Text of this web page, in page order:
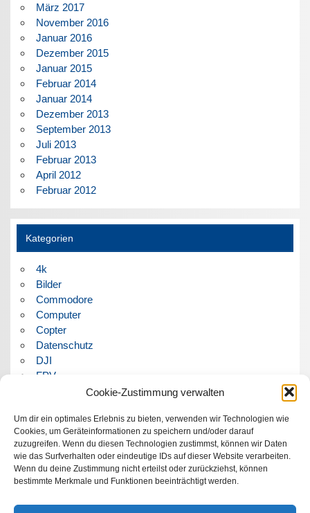
Cookie-Zustimmung verwalten
Um dir ein optimales Erlebnis zu bieten, verwenden wir Technologien wie
Cookies, um Geräteinformationen zu speichern und/oder darauf
zuzugreifen. Wenn du diesen Technologien zustimmst, können wir Daten
wie das Surfverhalten oder eindeutige IDs auf dieser Website verarbeiten.
Wenn du deine Zustimmung nicht erteilst oder zurückziehst, können
bestimmte Merkmale und Funktionen beeinträchtigt werden.
März 2017
November 2016
Januar 2016
Dezember 2015
Januar 2015
Februar 2014
Januar 2014
Dezember 2013
September 2013
Juli 2013
Februar 2013
April 2012
Februar 2012
Kategorien
4k
Bilder
Commodore
Computer
Copter
Datenschutz
DJI
FPV
Panorama
Politik
Retrocomputer
Uncategorized
Video